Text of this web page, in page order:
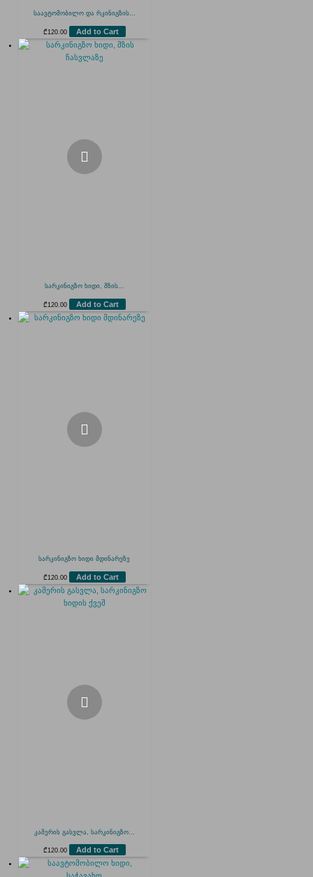
საავტომობილო და რკინიგზის...
₾ 120.00 Add to Cart
სარკინიგზო ხიდი, მზის...
₾ 120.00 Add to Cart
სარკინიგზო ხიდი მდინარეზე
₾ 120.00 Add to Cart
კამერის გასვლა, სარკინიგზო...
₾120.00 Add to Cart